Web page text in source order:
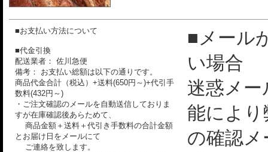
■お支払い方法について
■代金引換
配送業者： 佐川急便
備考： お支払い総額は以下の通りです。
商品代金合計（税込）+送料(650円～)+代引手
数料(432円～)
・ご注文確認のメールを自動送信しておりま
すが在庫確認後あらためて、
商品金額＋送料＋代引き手数料の合計金額
とお届け日をメールにて
ご連絡を致します。
■メール
い場合
迷惑メー
能によ
の確認